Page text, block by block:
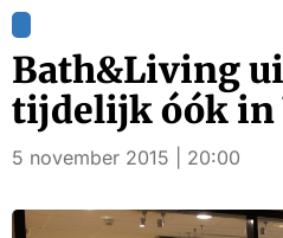
Bath&Living
tijdelijk óók in
5 november 2015 | 20:00